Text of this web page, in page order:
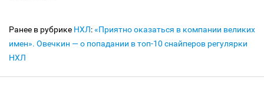
Ранее в рубрике НХЛ:«Приятно оказаться в компании великих
имен». Овечкин — о попадании в топ-10 снайперов регулярки
НХЛ